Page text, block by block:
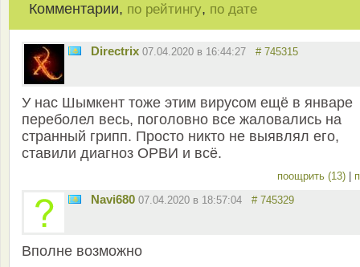
Комментарии, по рейтингу, по дате
Directrix 07.04.2020 в 16:44:27 # 745315
У нас Шымкент тоже этим вирусом ещё в январе
переболел весь, поголовно все жаловались на
странный грипп. Просто никто не выявлял его,
ставили диагноз ОРВИ и всё.
поощрить (13)
Navi680 07.04.2020 в 18:57:04 # 745329
Вполне возможно